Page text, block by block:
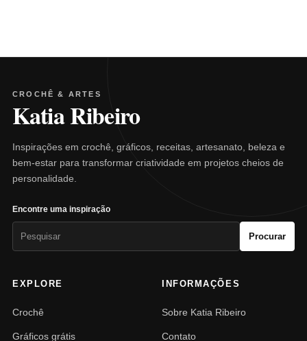
CROCHÊ & ARTES
Katia Ribeiro
Inspirações em crochê, gráficos, receitas, artesanato, beleza e
bem-estar para transformar criatividade em projetos cheios de
personalidade.
Encontre uma inspiração
Procurar
EXPLORE
Crochê
Gráficos grátis
INFORMAÇÕES
Sobre Katia Ribeiro
Contato